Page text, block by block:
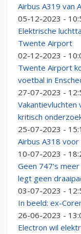
Airbus A319 van
05-12-2023 -
Elektrische
Twente Airport
02-12-2023 -
Twente Airport
voetbal in
27-07-2023 -
Vakantievluchten
kritisch
25-07-2023 -
Airbus A318
10-07-2023 -
Geen 747's
legt geen
03-07-2023 -
In beeld: ex-
26-06-2023 -
Electron wil